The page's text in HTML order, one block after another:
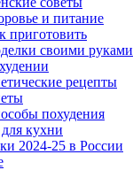
и питание
приготовить
своими руками
рецепты
похудения
кухни
2024-25 в России